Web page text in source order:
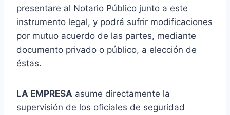
presentare al Notario Público junto a este
instrumento legal, y podrá sufrir modificaciones
por mutuo acuerdo de las partes, mediante
documento privado o público, a elección de
éstas.
LA EMPRESA asume directamente la
supervisión de los oficiales de seguridad